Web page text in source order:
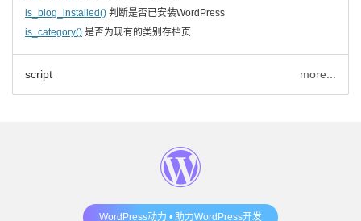
is_blog_installed() 判断是否已安装WordPress
is_category() 是否为现有的类别存档页
script more...
WordPress动力 • 助力WordPress开发